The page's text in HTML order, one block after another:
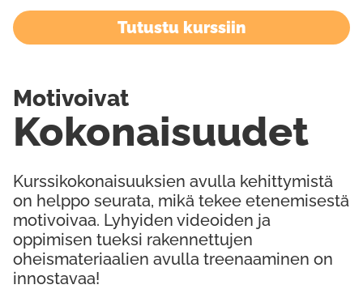
Tutustu kurssiin
Kurssikokonaisuuksien avulla kehittymistä
on helppo seurata, mikä tekee etenemisestä
motivoivaa. Lyhyiden videoiden ja
oppimisen tueksi rakennettujen
oheismateriaalien avulla treenaaminen on
innostavaa!
Kokonaisuudet
Motivoivat